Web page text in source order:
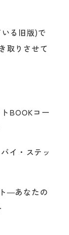
る旧版)で
取りさせて
BOOKコー
イ・ステッ
―あなたの